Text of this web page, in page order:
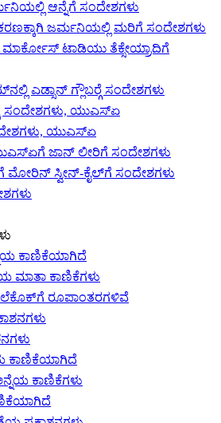
ಆನ್ನೆಗೆ ಸಂದೇಶಗಳು
ಜರ್ಮನಿಯಲ್ಲಿ ಮರಿಗೆ ಸಂದೇಶಗಳು
ಟಾಡಿಯು ತೆಕ್ಸೇಯ್ರಾದಿಗೆ
ಎಡ್ಸಾನ್ ಗ್ಲೌಬರ್‍ಗೆ ಸಂದೇಶಗಳು
ಸಂದೇಶಗಳು, ಯುಎಸ್‌ಏ
ಯುಎಸ್‌ಏ
ಜಾನ್ ಲೀರಿ‍ಗೆ ಸಂದೇಶಗಳು
ಮೋರಿನ್ ಸ್ವೀನ್-ಕೈಲ್‍ಗೆ ಸಂದೇಶಗಳು
ಕಾಣಿಕೆಯಾಗಿದೆ
ಮಾತಾ ಕಾಣಿಕೆಗಳು
ರೂಪಾಂತರಗಳಿವೆ
ಕಾಣಿಕೆಯಾಗಿದೆ
ಕಾಣಿಕೆಗಳು